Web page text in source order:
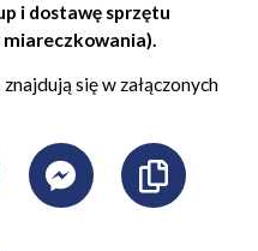
i dostawę sprzętu
się w załączonych
Messenger